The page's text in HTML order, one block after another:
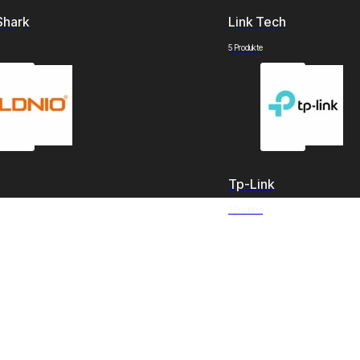
Link Tech
5 Produkte
Tp-Link